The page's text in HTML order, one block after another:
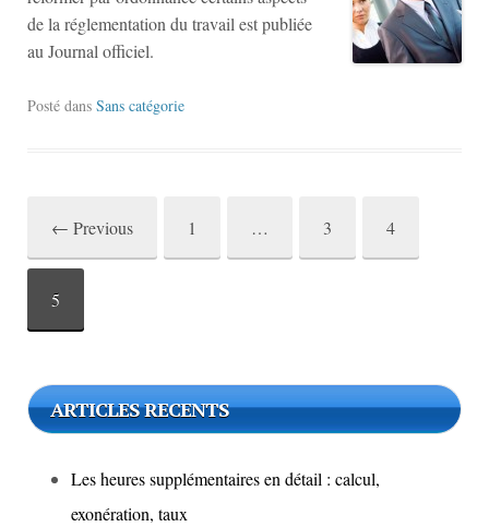
de la réglementation du travail est publiée
au Journal officiel.
Posté dans Sans catégorie
Post
navigation
← Previous 1 … 3 4
5
ARTICLES RECENTS
Les heures supplémentaires en détail : calcul,
exonération, taux